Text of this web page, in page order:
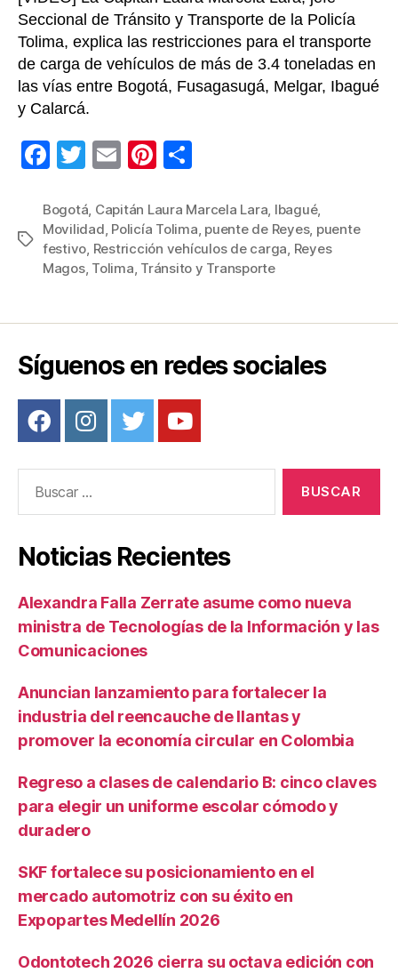
Seccional de Tránsito y Transporte de la Policía
Tolima, explica las restricciones para el transporte
de carga de vehículos de más de 3.4 toneladas en
las vías entre Bogotá, Fusagasugá, Melgar, Ibagué
y Calarcá.
F
c
e
b
o
k
T
tt
er
E
ail
Pi
er
e
st
m
p
ar
Etiquetas
Bogotá Capitán Laura Marcela Lara Ibagué,
Movilidad Policía Tolima puente de Reyes, puente
festivo Restricción vehículos de carga Reyes
Magos, Tolima Tránsito y Transporte
Síguenos en redes sociales
Noticias Recientes
Alexandra Falla Zerrate asume como nueva
ministra de Tecnologías de la Información y las
Comunicaciones
Anuncian lanzamiento para fortalecer la
industria del reencauche de llantas y
promover la economía circular en Colombia
Regreso a clases de calendario B: cinco claves
para elegir un uniforme escolar cómodo y
duradero
SKF fortalece su posicionamiento en el
mercado automotriz con su éxito en
Expopartes Medellín 2026
Odontotech 2026 cierra su octava edición con